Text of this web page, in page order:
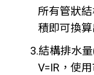
所有管狀
積即可換算
3.結構排水
V=IR，使